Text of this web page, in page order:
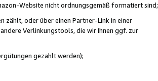
Website nicht ordnungsgemäß formatiert sind;
zählt, oder über einen Partner-Link in einer
Verlinkungstools, die wir Ihnen ggf. zur
gezahlt werden);